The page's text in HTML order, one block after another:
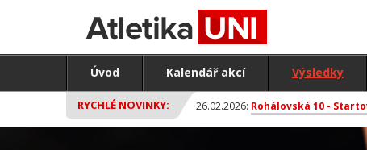
Úvod Kalendář akcí Výsledky
RYCHLÉ NOVINKY: 26.02.2026: Rohálovská 10 -